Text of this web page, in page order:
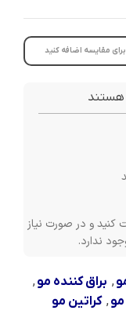
برای مقایسه اضافه کنید
کنید و در صورت نیاز
ندارد.
, براق کننده مو,
مو, کراتین مو